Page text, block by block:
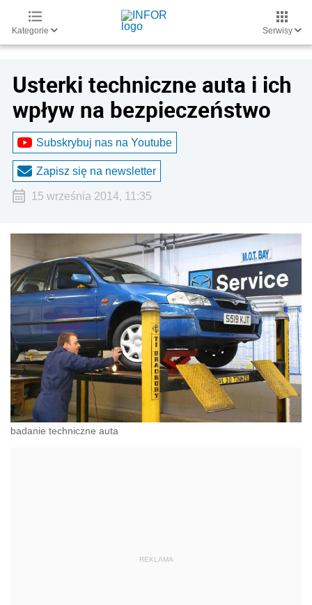
Kategorie Serwisy
Usterki techniczne auta i ich
wpływ na bezpieczeństwo
Subskrybuj nas na Youtube
Zapisz się na newsletter
15 września 2014, 11:35
badanie techniczne auta